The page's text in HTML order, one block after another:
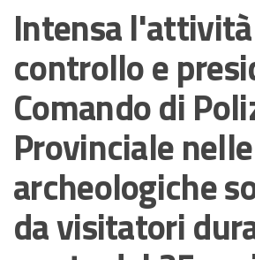
Intensa
controllo e
Comando di
Provinciale
archeologiche
da visitatori